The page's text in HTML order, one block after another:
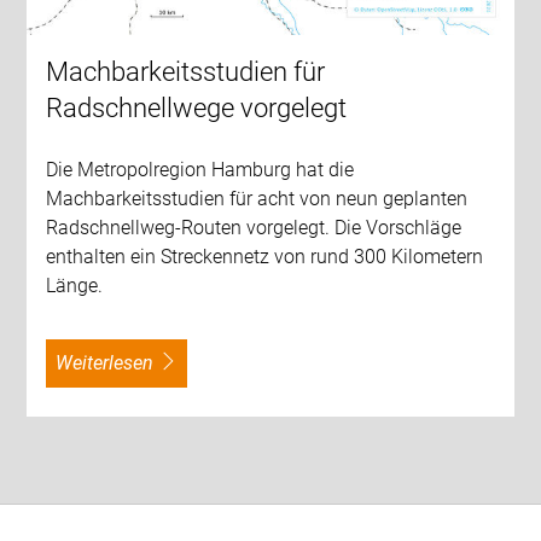
Machbarkeitsstudien für
Radschnellwege vorgelegt
Die Metropolregion Hamburg hat die
Machbarkeitsstudien für acht von neun geplanten
Radschnellweg-Routen vorgelegt. Die Vorschläge
enthalten ein Streckennetz von rund 300 Kilometern
Länge.
weiterlesen